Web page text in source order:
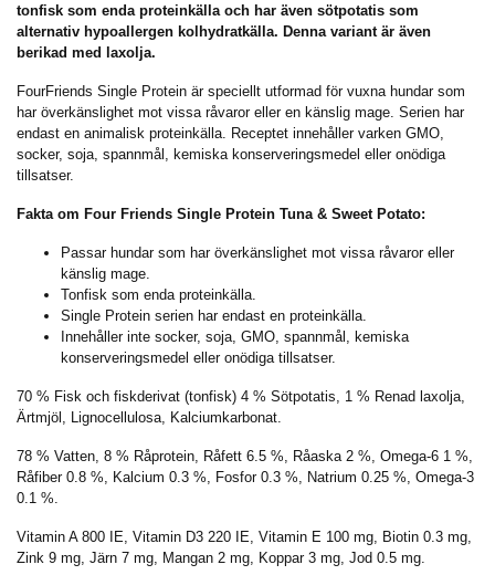
tonfisk som enda proteinkälla och har även sötpotatis som
alternativ hypoallergen kolhydratkälla. Denna variant är även
berikad med laxolja.
FourFriends Single Protein är speciellt utformad för vuxna hundar som
har överkänslighet mot vissa råvaror eller en känslig mage. Serien har
endast en animalisk proteinkälla. Receptet innehåller varken GMO,
socker, soja, spannmål, kemiska konserveringsmedel eller onödiga
tillsatser.
Fakta om Four Friends Single Protein Tuna & Sweet Potato:
Passar hundar som har överkänslighet mot vissa råvaror eller
känslig mage.
Tonfisk som enda proteinkälla.
Single Protein serien har endast en proteinkälla.
Innehåller inte socker, soja, GMO, spannmål, kemiska
konserveringsmedel eller onödiga tillsatser.
70 % Fisk och fiskderivat (tonfisk) 4 % Sötpotatis, 1 % Renad laxolja,
Ärtmjöl, Lignocellulosa, Kalciumkarbonat.
78 % Vatten, 8 % Råprotein, Råfett 6.5 %, Råaska 2 %, Omega-6 1 %,
Råfiber 0.8 %, Kalcium 0.3 %, Fosfor 0.3 %, Natrium 0.25 %, Omega-3
0.1 %.
Vitamin A 800 IE, Vitamin D3 220 IE, Vitamin E 100 mg, Biotin 0.3 mg,
Zink 9 mg, Järn 7 mg, Mangan 2 mg, Koppar 3 mg, Jod 0.5 mg.